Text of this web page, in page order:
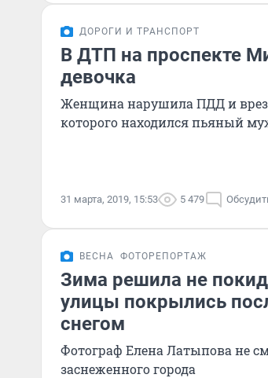
ДОРОГИ И ТРАНСПОРТ
В ДТП на проспекте
девочка
Женщина нарушила ПДД и
которого находился пьяный
31 марта, 2019, 15:53 5 479
ВЕСНА ФОТОРЕПОРТАЖ
Зима решила не
улицы покрылись
снегом
Фотограф Елена Латыпова не
заснеженного города